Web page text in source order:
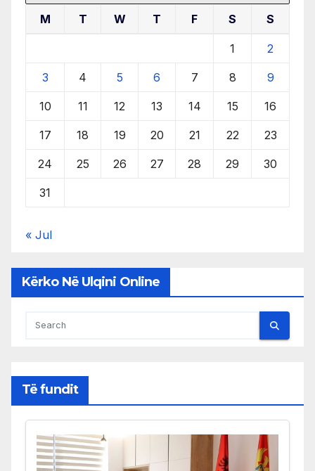
M T W T F S S
1 2
3 4 5 6 7 8 9
10 11 12 13 14 15 16
17 18 19 20 21 22 23
24 25 26 27 28 29 30
31
« Jul
Kërko Në Ulqini Online
Të fundit